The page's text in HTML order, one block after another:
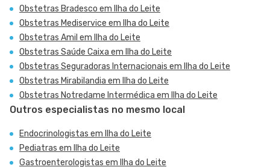
Obstetras Bradesco em Ilha do Leite
Obstetras Mediservice em Ilha do Leite
Obstetras Amil em Ilha do Leite
Obstetras Saúde Caixa em Ilha do Leite
Obstetras Seguradoras Internacionais em Ilha do Leite
Obstetras Mirabilandia em Ilha do Leite
Obstetras Notredame Intermédica em Ilha do Leite
Outros especialistas no mesmo local
Endocrinologistas em Ilha do Leite
Pediatras em Ilha do Leite
Gastroenterologistas em Ilha do Leite